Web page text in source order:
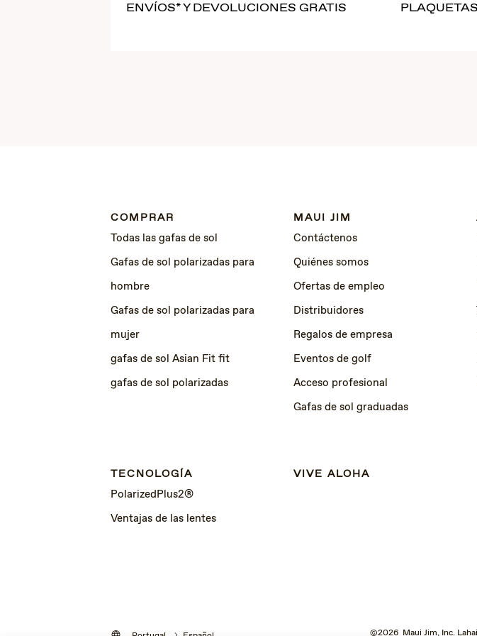
ENVÍOS* Y DEVOLUCIONES GRATIS
COMPRAR
Todas las gafas de sol
Gafas de sol polarizadas para
hombre
Gafas de sol polarizadas para
mujer
gafas de sol Asian Fit fit
gafas de sol polarizadas
MAUI JIM
Contáctenos
Quiénes somos
Ofertas de empleo
Distribuidores
Regalos de empresa
Eventos de golf
Acceso profesional
Gafas de sol graduadas
TECNOLOGÍA
PolarizedPlus2®
Ventajas de las lentes
VIVE ALOHA
©2026 Maui Jim, Inc.